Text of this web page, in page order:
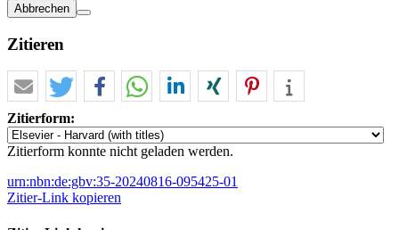
Abbrechen
Zitieren
Zitierform:
Zitierform konnte nicht geladen werden.
urn:nbn:de:gbv:35-20240816-095425-01
Zitier-Link kopieren